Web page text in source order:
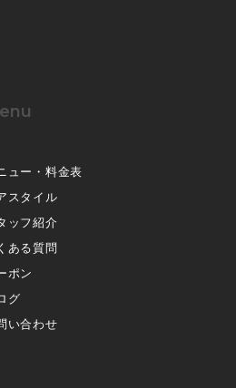
ュー・料金表
スタイル
ッフ紹介
ある質問
ポン
グ
い合わせ